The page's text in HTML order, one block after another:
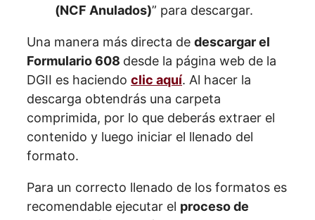
(NCF Anulados)” para descargar.
Una manera más directa de descargar el
Formulario 608 desde la página web de la
DGII es haciendo clic aquí. Al hacer la
descarga obtendrás una carpeta
comprimida, por lo que deberás extraer el
contenido y luego iniciar el llenado del
formato.
Para un correcto llenado de los formatos es
recomendable ejecutar el proceso de